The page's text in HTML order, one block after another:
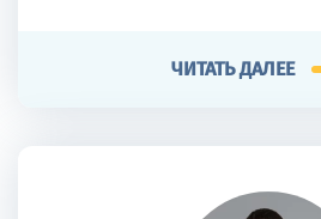
ЧИТАТЬ ДАЛЕЕ